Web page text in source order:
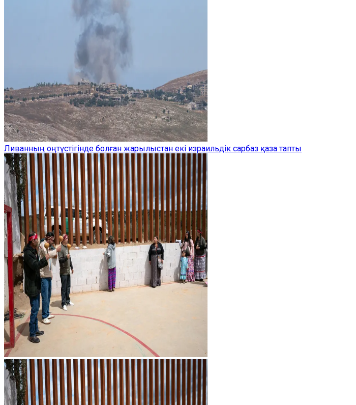
Ливанның оңтүстігінде болған жарылыстан екі израильдік сарбаз қаза тапты